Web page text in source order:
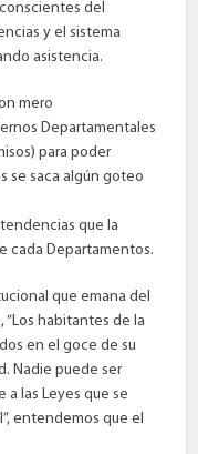
del
y el sistema
asistencia.
mero
Departamentales
para poder
se saca algún goteo
que la
cada Departamentos.
que emana del
“Los habitantes de la
en el goce de su
Nadie puede ser
las Leyes que se
entendemos que el